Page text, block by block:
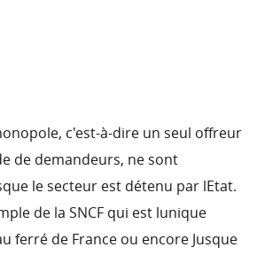
c'est-à-dire un seul offreur
de demandeurs, ne sont
le secteur est détenu par lEtat.
de la SNCF qui est lunique
ferré de France ou encore Jusque